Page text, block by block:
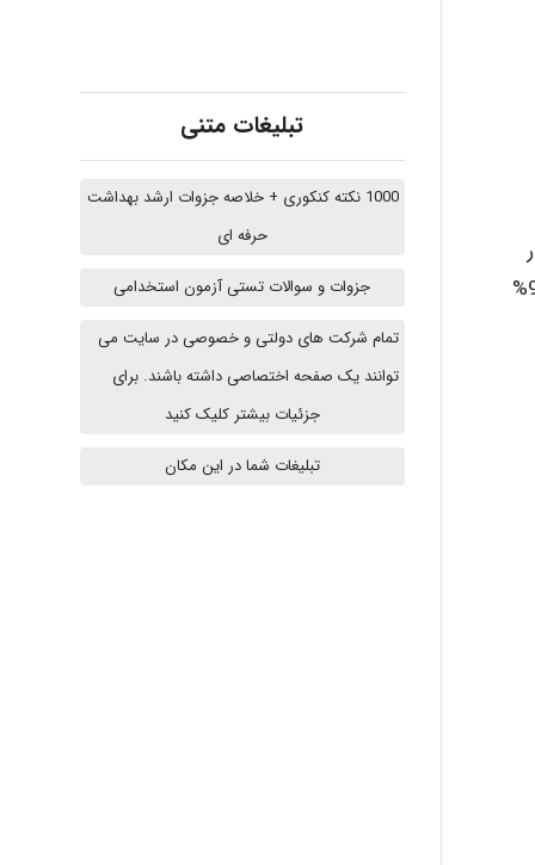
مس در ۱۰۰ جزء نمونه، 8.2% و انحراف معیار اندازه گیریها 0.5 ٪ باشد، به احتمال 95% عیار ۳-۲ نمونه بیشتر از 9.2%
Jafar Tym
aghajari vahid
HaddadiMahsa
Niloofar
تبلیغات متنی
1000 نکته کنکوری + خلاصه جزوات ارشد بهداشت
حرفه ای
جزوات و سوالات تستی آزمون استخدامی
تمام شرکت های دولتی و خصوصی در سایت می
توانند یک صفحه اختصاصی داشته باشند. برای
جزئیات بیشتر کلیک کنید
تبلیغات شما در این مکان